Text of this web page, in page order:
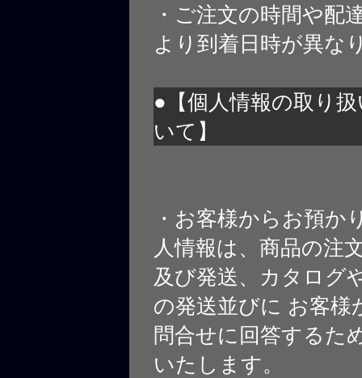
・ご注文の時間や配
より到着日時が異な
●【個人情報の取り
いて】
・お客様からお預か
人情報は、商品の注
及び発送、カタログ
の発送並びに お客様
問合せに回答するた
いたします。